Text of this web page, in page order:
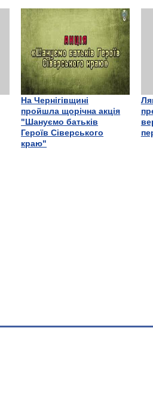
На Чернігівщині
пройшла щорічна акція
"Шануємо батьків
Героїв Сіверського
краю"